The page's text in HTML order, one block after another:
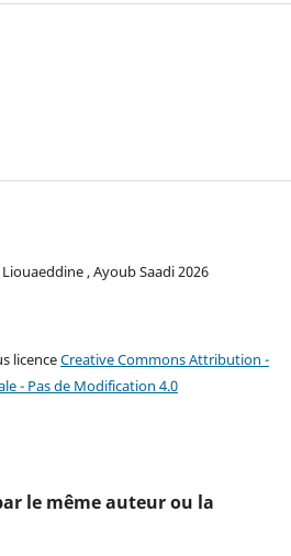
, Ayoub Saadi 2026
licenceCreative Commons Attribution -
- Pas de Modification 4.0
le même auteur ou la